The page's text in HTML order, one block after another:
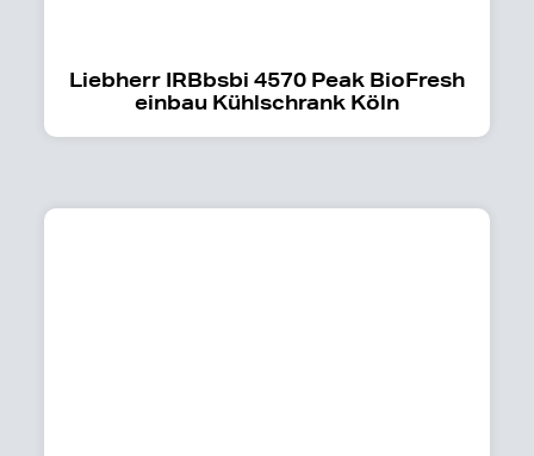
Liebherr IRBbsbi 4570 Peak BioFresh
einbau Kühlschrank Köln